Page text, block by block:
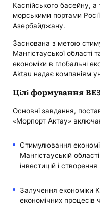
Каспійського басейну, а
морськими портами
Азербайджану.
Заснована з метою
Мангістауської області
економіки в глобальні
Aktau надає компаніям
Цілі формування
Основні завдання,
«Морпорт Актау»
Стимулювання
Мангістауській
інвестицій і
Залучення економіки
економічних процесів